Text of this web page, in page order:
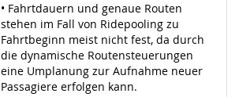
• Fahrtdauern und genaue Routen
stehen im Fall von Ridepooling zu
Fahrtbeginn meist nicht fest, da durch
die dynamische Routensteuerungen
eine Umplanung zur Aufnahme neuer
Passagiere erfolgen kann.